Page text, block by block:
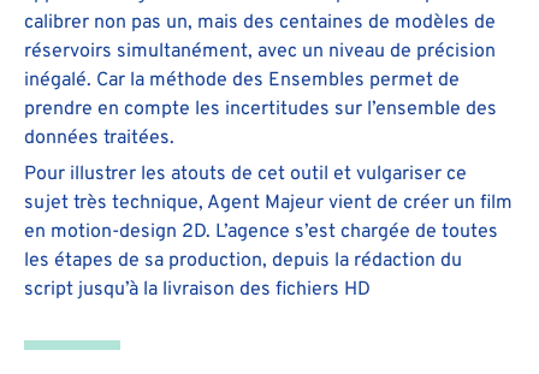
calibrer non pas un, mais des centaines de modèles de
réservoirs simultanément, avec un niveau de précision
inégalé. Car la méthode des Ensembles permet de
prendre en compte les incertitudes sur l’ensemble des
données traitées.
Pour illustrer les atouts de cet outil et vulgariser ce
sujet très technique, Agent Majeur vient de créer un film
en motion-design 2D. L’agence s’est chargée de toutes
les étapes de sa production, depuis la rédaction du
script jusqu’à la livraison des fichiers HD